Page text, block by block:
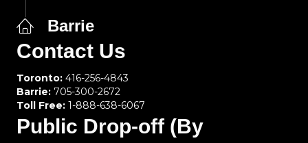
Barrie
Contact Us
Toronto: 416-256-4843
Barrie: 705-300-2672
Toll Free: 1-888-638-6067
Public Drop-off (By